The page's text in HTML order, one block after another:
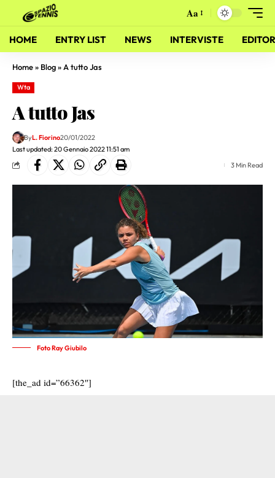
Aa
HOME ENTRY LIST NEWS INTERVISTE
Home» Blog» A tutto Jas
Wta
A tutto Jas
Last updated: 20 Gennaio 2022 11:51 am
ByL. Fiorino20/01/2022
3 Min Read
Foto Ray Giubilo
[the_ad id=”66362″]